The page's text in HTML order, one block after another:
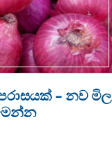
– නව මිල